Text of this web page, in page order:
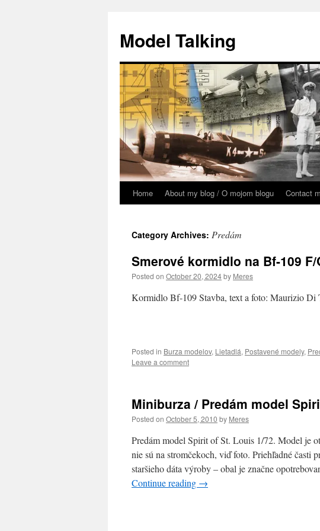
Model Talking
Skip
content
Home About my blog / O mojom blogu Contact
Category Archives: Predám
Smerové kormidlo na Bf-109 F/
Posted on October 20, 2024by Meres
Kormidlo Bf-109 Stavba, text a foto: Maurizio Di
Posted in Burza modelov, Lietadlá, Postavené modely,
Leave a comment
Miniburza / Predám model
Posted on October 5, 2010 by Meres
Predám model Spirit of St. Louis 1/72. Model je
nie sú na stromčekoch, viď foto. Priehľadné časti
staršieho dáta výroby – obal je značne
Continue reading →